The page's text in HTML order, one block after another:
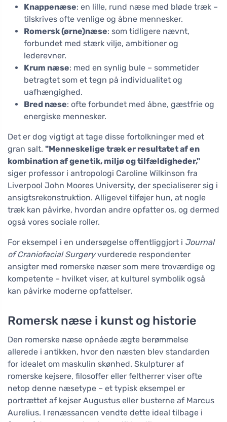
Knappenæse: en lille, rund næse med bløde træk –
tilskrives ofte venlige og åbne mennesker.
Romersk (ørne)næse: som tidligere nævnt,
forbundet med stærk vilje, ambitioner og
lederevner.
Krum næse: med en synlig bule – sommetider
betragtet som et tegn på individualitet og
uafhængighed.
Bred næse: ofte forbundet med åbne, gæstfrie og
energiske mennesker.
Det er dog vigtigt at tage disse fortolkninger med et
gran salt. "Menneskelige træk er resultatet af en
kombination af genetik, miljø og tilfældigheder,"
siger professor i antropologi Caroline Wilkinson fra
Liverpool John Moores University, der specialiserer sig i
ansigtsrekonstruktion. Alligevel tilføjer hun, at nogle
træk kan påvirke, hvordan andre opfatter os, og dermed
også vores sociale roller.
For eksempel i en undersøgelse offentliggjort i Journal
of Craniofacial Surgeryvurderede respondenter
ansigter med romerske næser som mere troværdige og
kompetente – hvilket viser, at kulturel symbolik også
kan påvirke moderne opfattelser.
Romersk næse i kunst og historie
Den romerske næse opnåede ægte berømmelse
allerede i antikken, hvor den næsten blev standarden
for idealet om maskulin skønhed. Skulpturer af
romerske kejsere, filosoffer eller feltherrer viser ofte
netop denne næsetype – et typisk eksempel er
portrættet af kejser Augustus eller busterne af Marcus
Aurelius. I renæssancen vendte dette ideal tilbage i